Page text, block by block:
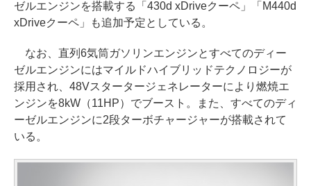
ゼルエンジンを搭載する「430d xDriveクーペ」「M440d
xDriveクーペ」も追加予定としている。
なお、直列6気筒ガソリンエンジンとすべてのディー
ゼルエンジンにはマイルドハイブリッドテクノロジーが
採用され、48Vスタータージェネレーターにより燃焼エ
ンジンを8kW（11HP）でブースト。また、すべてのディ
ーゼルエンジンに2段ターボチャージャーが搭載されて
いる。